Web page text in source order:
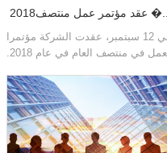
مؤتمر عمل منتصف �...
في 12 سبتمبر، عقدت الشركة مؤتمرا
العمل في منتصف العام في عام 2018.
النصف الأول من العام، وجعل خطة
الت...